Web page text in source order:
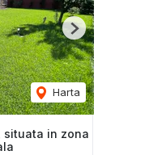
Harta
Next
situata in zona